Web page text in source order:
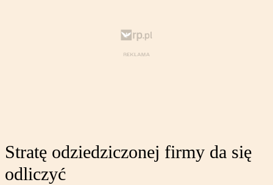
Stratę odziedziczonej firmy da się
odliczyć